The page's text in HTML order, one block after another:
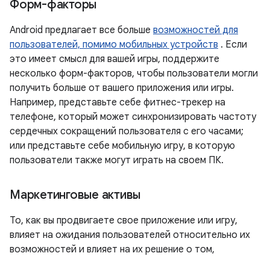
Форм-факторы
Android предлагает все больше возможностей для
пользователей, помимо мобильных устройств . Если
это имеет смысл для вашей игры, поддержите
несколько форм-факторов, чтобы пользователи могли
получить больше от вашего приложения или игры.
Например, представьте себе фитнес-трекер на
телефоне, который может синхронизировать частоту
сердечных сокращений пользователя с его часами;
или представьте себе мобильную игру, в которую
пользователи также могут играть на своем ПК.
Маркетинговые активы
То, как вы продвигаете свое приложение или игру,
влияет на ожидания пользователей относительно их
возможностей и влияет на их решение о том,